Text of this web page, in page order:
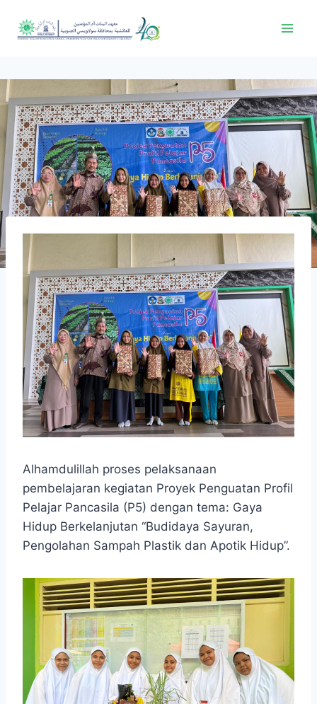
Alhamdulillah proses pelaksanaan
pembelajaran kegiatan Proyek Penguatan Profil
Pelajar Pancasila (P5) dengan tema: Gaya
Hidup Berkelanjutan “Budidaya Sayuran,
Pengolahan Sampah Plastik dan Apotik Hidup”.